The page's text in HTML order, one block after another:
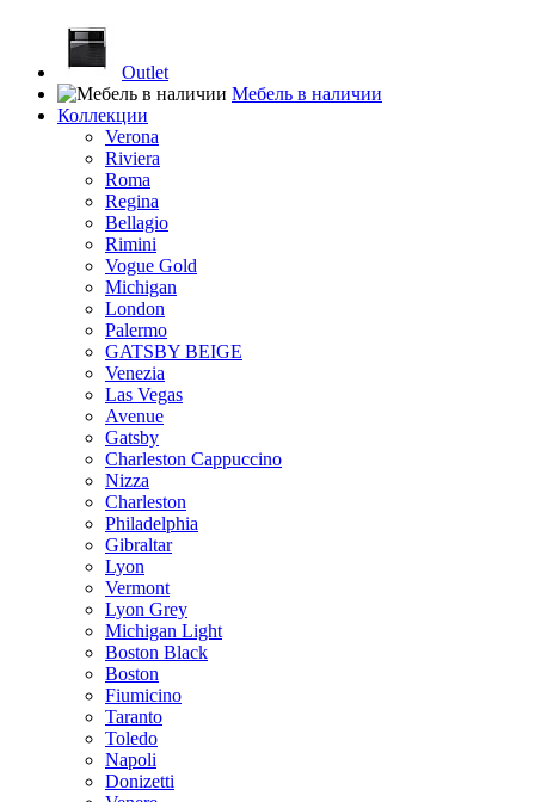
Outlet
Мебель в наличии
Коллекции
Verona
Riviera
Roma
Regina
Bellagio
Rimini
Vogue Gold
Michigan
London
Palermo
GATSBY BEIGE
Venezia
Las Vegas
Avenue
Gatsby
Charleston Cappuccino
Nizza
Charleston
Philadelphia
Gibraltar
Lyon
Vermont
Lyon Grey
Michigan Light
Boston Black
Boston
Fiumicino
Taranto
Toledo
Napoli
Donizetti